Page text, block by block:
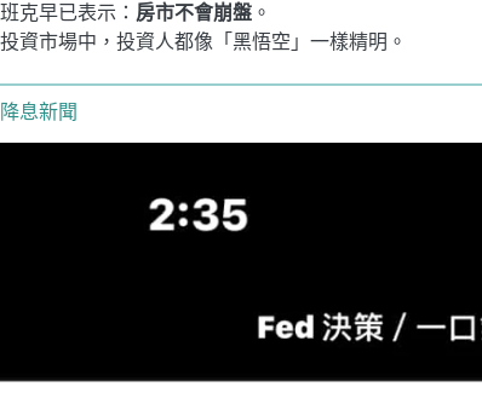
班克早已表示： 房市不會崩盤 。
投資市場中，投資人都像「黑悟空」一樣精明。
降息新聞